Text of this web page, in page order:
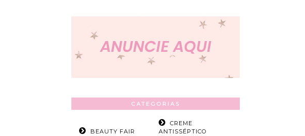
CATEGORIAS
BEAUTY FAIR
CREME
ANTISSÉPTICO